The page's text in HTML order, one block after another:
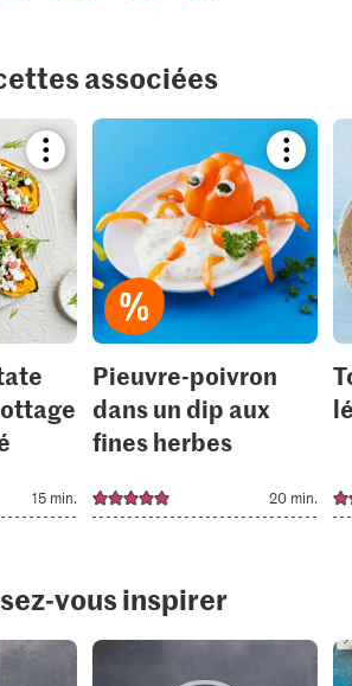
associées
Bookmark
recipe
or
to
your
collections.
15 min.
recipe
or
add
it
to
your
Pieuvre-poivron
dans un dip aux
fines herbes
20 min.
vous inspirer